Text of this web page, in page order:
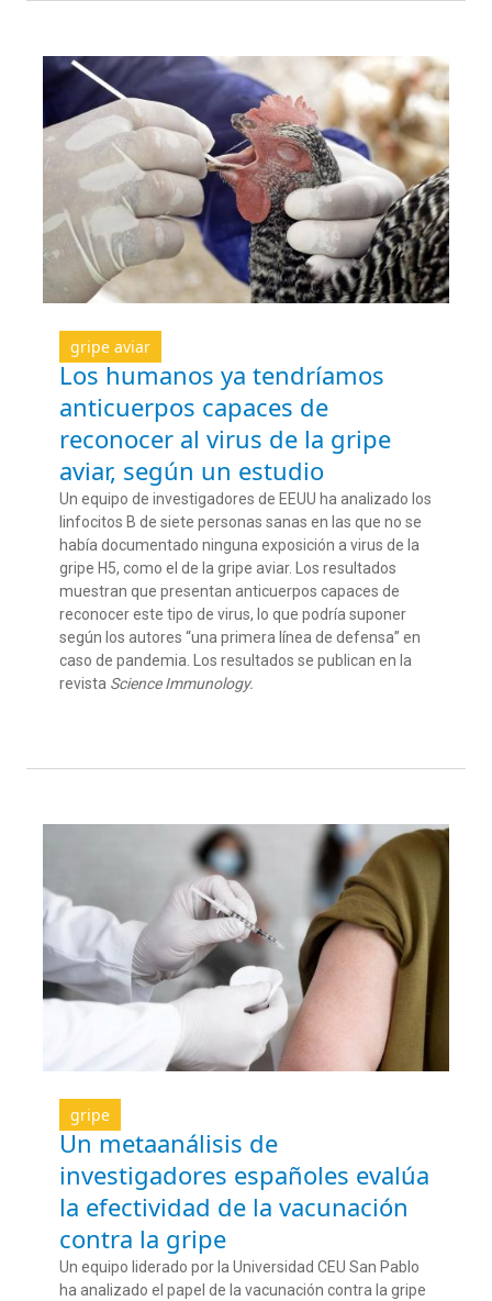
gripe aviar
Los humanos ya tendríamos
anticuerpos capaces de
reconocer al virus de la gripe
aviar, según un estudio
Un equipo de investigadores de EEUU ha analizado los
linfocitos B de siete personas sanas en las que no se
había documentado ninguna exposición a virus de la
gripe H5, como el de la gripe aviar. Los resultados
muestran que presentan anticuerpos capaces de
reconocer este tipo de virus, lo que podría suponer
según los autores “una primera línea de defensa” en
caso de pandemia. Los resultados se publican en la
revista Science Immunology.
gripe
Un metaanálisis de
investigadores españoles evalúa
la efectividad de la vacunación
contra la gripe
Un equipo liderado por la Universidad CEU San Pablo
ha analizado el papel de la vacunación contra la gripe